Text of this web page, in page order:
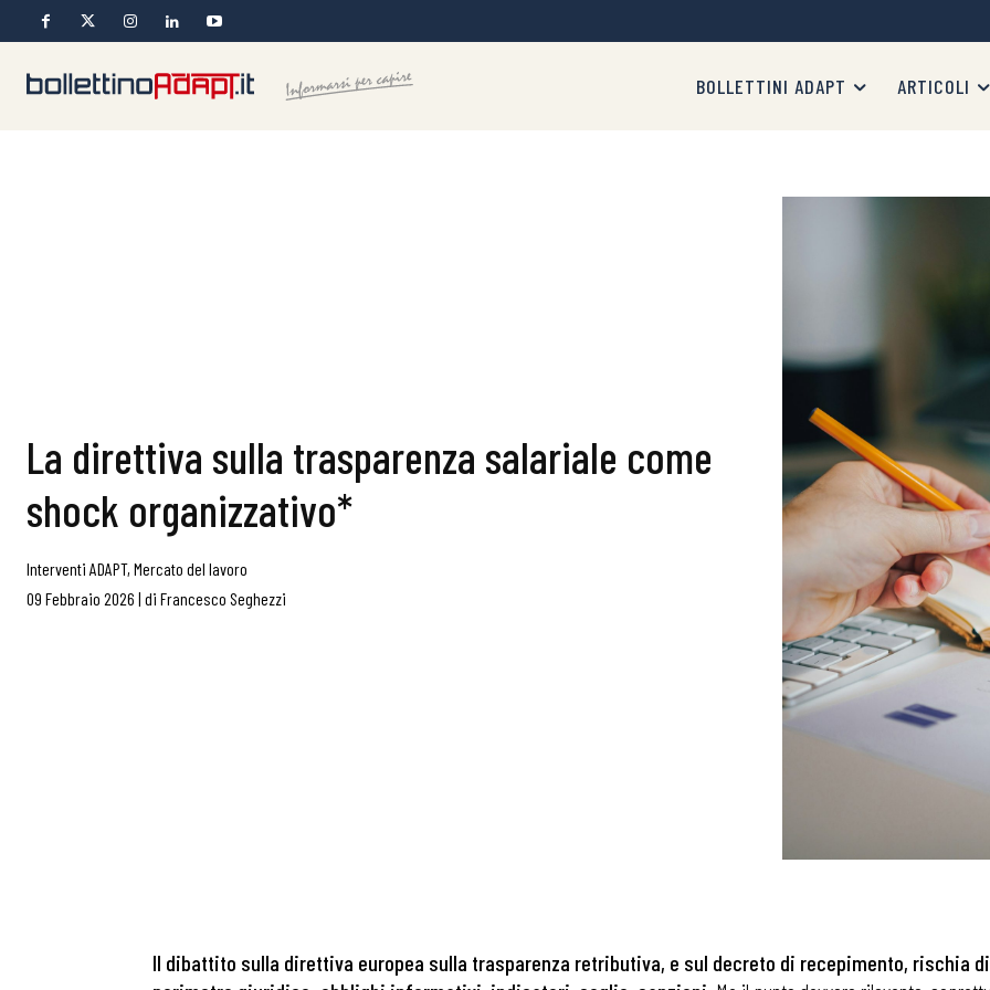
BOLLETTINI ADAPT ARTICOLI
La direttiva sulla trasparenza salariale come
shock organizzativo*
Interventi ADAPT, Mercato del lavoro
09 Febbraio 2026 | di Francesco Seghezzi
Il dibattito sulla direttiva europea sulla trasparenza retributiva, e sul decreto di recepimento, rischia